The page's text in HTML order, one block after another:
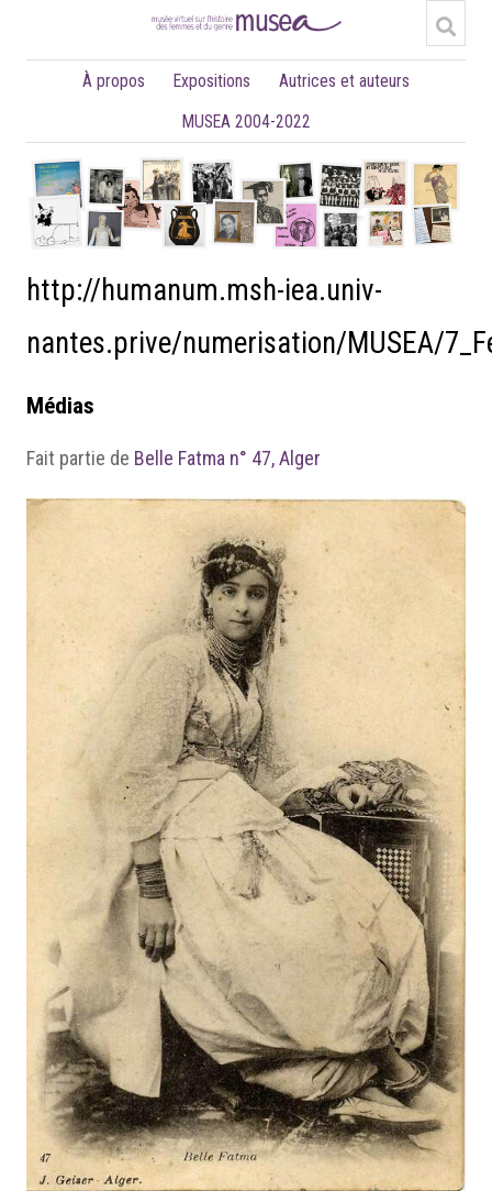
À propos Expositions
Autrices et auteurs
MUSEA 2004-2022
http://humanum.msh-iea.univ-
nantes.prive/numerisation/MUSEA/
Médias
Fait partie de Belle Fatma n° 47, Alger